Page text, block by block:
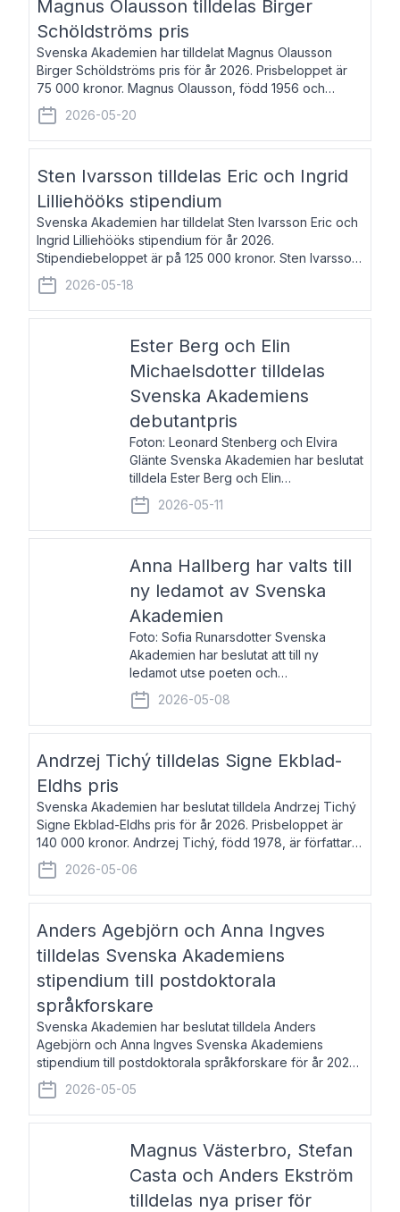
Magnus Olausson tilldelas Birger
Schöldströms pris
Svenska Akademien har tilldelat Magnus Olausson
Birger Schöldströms pris för år 2026. Prisbeloppet är
75 000 kronor. Magnus Olausson, född 1956 och
bosatt i Stockholm, är konstvetare, museiman och
hovman. Han disputerade 1993 vid Uppsala un
2026-05-20
Sten Ivarsson tilldelas Eric och Ingrid
Lilliehööks stipendium
Svenska Akademien har tilldelat Sten Ivarsson Eric och
Ingrid Lilliehööks stipendium för år 2026.
Stipendiebeloppet är på 125 000 kronor. Sten Ivarsson,
född 1979, är mediateksamordnare vid
Söderslättsgymnasiet i Trelleborg. Här har han på
2026-05-18
Ester Berg och Elin
Michaelsdotter tilldelas
Svenska Akademiens
debutantpris
Foton: Leonard Stenberg och Elvira
Glänte Svenska Akademien har beslutat
tilldela Ester Berg och Elin
Michaelsdotter Svenska Akademiens
debutantpris för år 2026. Priset är
nyinstiftat och syftar till att lyfta fram
2026-05-11
Anna Hallberg har valts till
ny ledamot av Svenska
Akademien
Foto: Sofia Runarsdotter Svenska
Akademien har beslutat att till ny
ledamot utse poeten och
litteraturkritikern Anna Hallberg. Hon
efterträder poeten Tua Forsström på
stol 18 och kommer att ta sitt inträde vid
2026-05-08
Andrzej Tichý tilldelas Signe Ekblad-
Eldhs pris
Svenska Akademien har beslutat tilldela Andrzej Tichý
Signe Ekblad-Eldhs pris för år 2026. Prisbeloppet är
140 000 kronor. Andrzej Tichý, född 1978, är författare
och kulturskribent. Han debuterade 2005 med den
lovordade romanen Sex liter l
2026-05-06
Anders Agebjörn och Anna Ingves
tilldelas Svenska Akademiens
stipendium till postdoktorala
språkforskare
Svenska Akademien har beslutat tilldela Anders
Agebjörn och Anna Ingves Svenska Akademiens
stipendium till postdoktorala språkforskare för år 2026.
Stipendiebeloppet är 75 000 kronor per mottagare.
Anders Agebjörn, född 1984, är universitet
2026-05-05
Magnus Västerbro, Stefan
Casta och Anders Ekström
tilldelas nya priser för